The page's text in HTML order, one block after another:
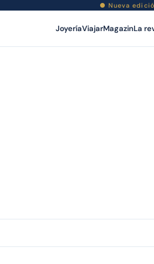
● Nueva
JoyeríaViajarMagazinLa